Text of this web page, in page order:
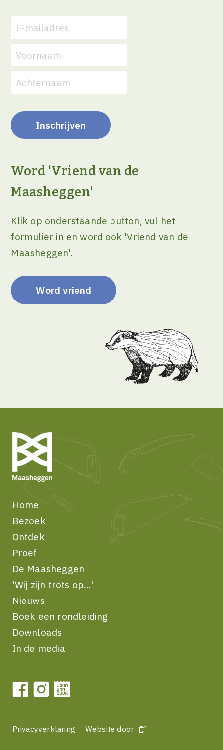
Word 'Vriend van de
Maasheggen'
Klik op onderstaande button, vul het
formulier in en word ook 'Vriend van de
Maasheggen'.
Word vriend
Home
Bezoek
Ontdek
Proef
De Maasheggen
'Wij zijn trots op...'
Nieuws
Boek een rondleiding
Downloads
In de media
Privacyverklaring Website door